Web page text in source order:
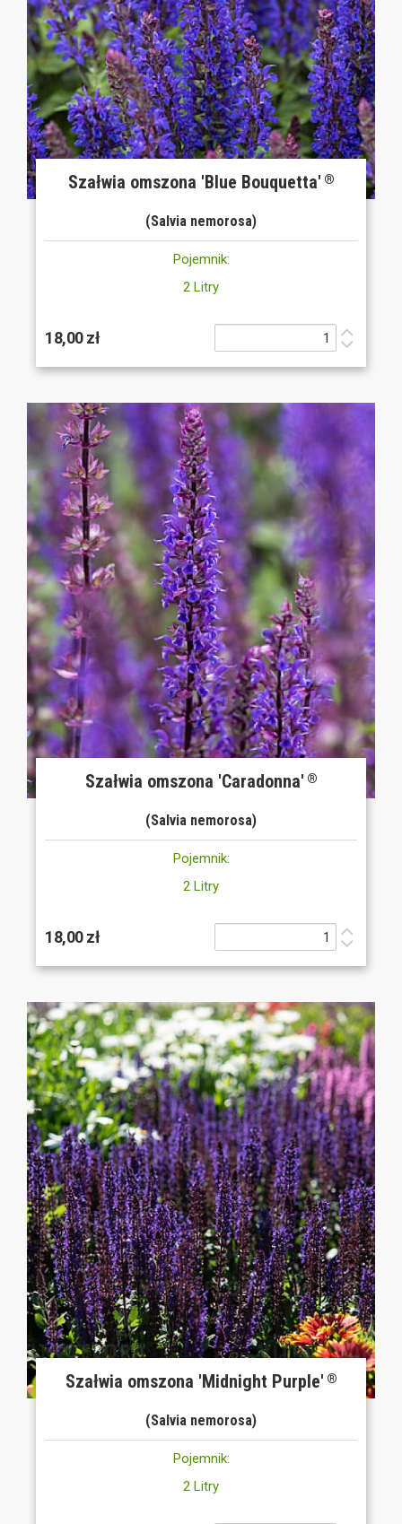
Szałwia omszona 'Blue Bouquetta' ®
(Salvia nemorosa)
Pojemnik:
2 Litry
18,00 zł
Szałwia omszona 'Caradonna' ®
(Salvia nemorosa)
Pojemnik:
2 Litry
18,00 zł
Szałwia omszona 'Midnight Purple' ®
(Salvia nemorosa)
Pojemnik:
2 Litry